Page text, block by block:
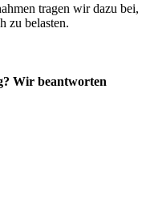
tragen wir dazu bei,
zu belasten.
Wir beantworten